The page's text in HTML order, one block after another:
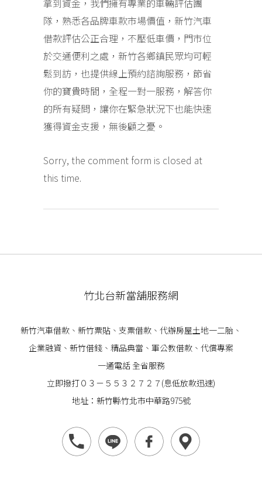
拿到資金，我們擁有專業的車輛評估團
隊，熟悉各品牌車款市場價值，新竹汽車
借款評估公正合理，不壓低車價，門市位
於交通便利之處，新竹各鄉鎮民眾均可輕
鬆到訪，也提供線上預約諮詢服務，節省
你的寶貴時間，全程一對一服務，解答你
的所有疑問，讓你在緊急狀況下也能快速
獲得資金支援，無後顧之憂。
Sorry, the comment form is closed at
this time.
竹北台新當舖服務網
新竹汽車借款 、 新竹票貼 、支票借款、代辦房屋土地一二胎、
企業融資 、 新竹借錢 、精品典當、軍公教借款、代償專案
一通電話 全省服務
立即撥打０３－５５３２７２７(息低放款迅速)
地址：新竹縣竹北市中華路975號